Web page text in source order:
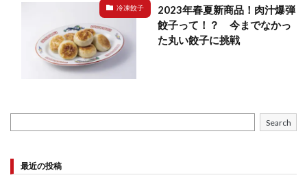
冷凍餃子
2023年春夏新商品！肉汁爆弾
餃子って！？ 今までなかっ
た丸い餃子に挑戦
Search
最近の投稿